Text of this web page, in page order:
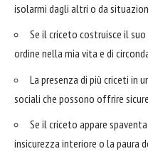
isolarmi dagli altri o da
Se il criceto costruisce il
ordine nella mia vita e di
La presenza di più criceti in
sociali che possono offrire
Se il criceto appare
insicurezza interiore o la paura